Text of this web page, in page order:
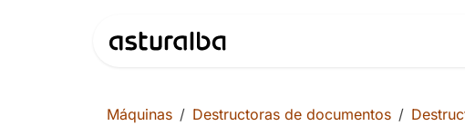
Máquinas Destructoras de documentos